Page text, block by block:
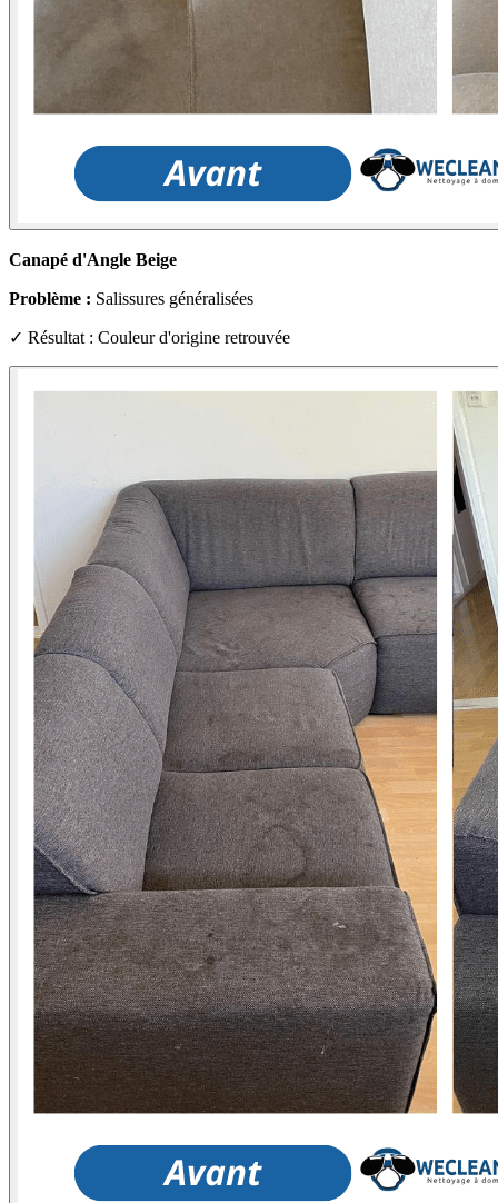
Canapé d'Angle Beige
Problème : Salissures généralisées
✓ Résultat : Couleur d'origine retrouvée